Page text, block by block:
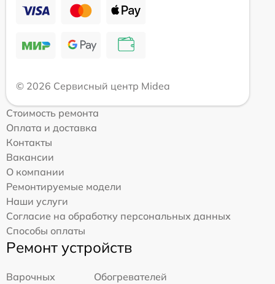
© 2026 Сервисный центр Midea
Стоимость ремонта
Оплата и доставка
Контакты
Вакансии
О компании
Ремонтируемые модели
Наши услуги
Согласие на обработку персональных данных
Способы оплаты
Ремонт устройств
Варочных
Обогревателей